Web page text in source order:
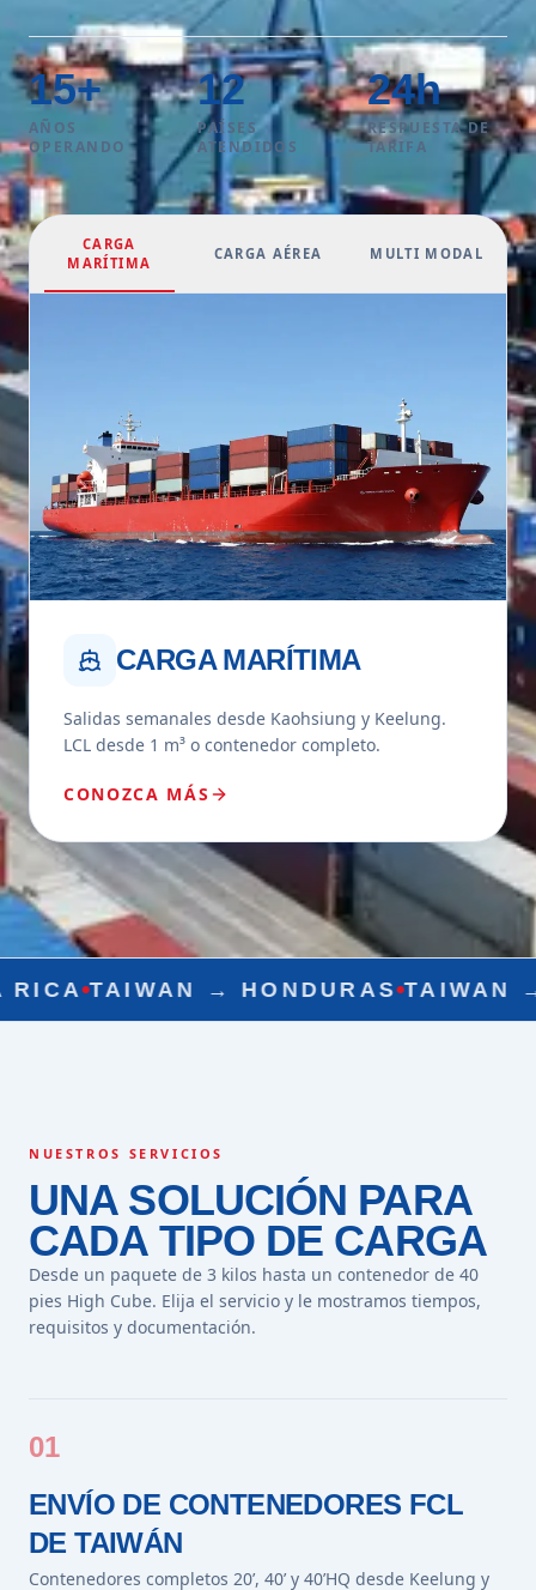
15+
AÑOS
OPERANDO
12
PAÍSES
ATENDIDOS
24h
RESPUESTA DE
TARIFA
CARGA
MARÍTIMA
CARGA AÉREA MULTI MODAL
CARGA MARÍTIMA
Salidas semanales desde Kaohsiung y Keelung.
LCL desde 1 m³ o contenedor completo.
CONOZCA MÁS
→HONDURAS TAIWAN →
NUESTROS SERVICIOS
UNA SOLUCIÓN PARA
CADA TIPO DE CARGA
Desde un paquete de 3 kilos hasta un contenedor de 40
pies High Cube. Elija el servicio y le mostramos tiempos,
requisitos y documentación.
01
ENVÍO DE CONTENEDORES FCL
DE TAIWÁN
Contenedores completos 20’, 40’ y 40’HQ desde Keelung y